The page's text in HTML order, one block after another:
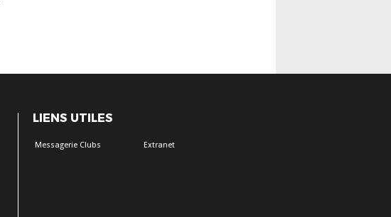
LIENS UTILES
Messagerie Clubs Extranet